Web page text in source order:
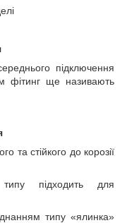
підключення
фітинг ще називають
та стійкого до корозії
типу підходить для
типу «ялинка»